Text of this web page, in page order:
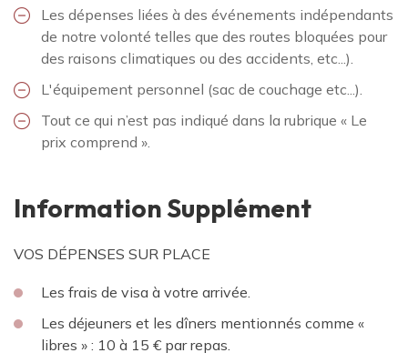
Les dépenses liées à des événements indépendants
de notre volonté telles que des routes bloquées pour
des raisons climatiques ou des accidents, etc...).
L'équipement personnel (sac de couchage etc...).
Tout ce qui n’est pas indiqué dans la rubrique « Le
prix comprend ».
Information Supplément
VOS DÉPENSES SUR PLACE
Les frais de visa à votre arrivée.
Les déjeuners et les dîners mentionnés comme «
libres » : 10 à 15 € par repas.